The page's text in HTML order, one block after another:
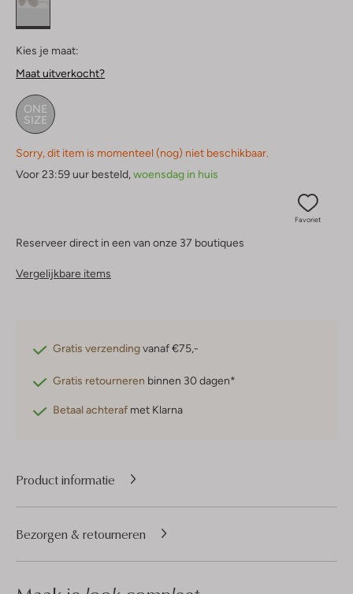
Kies je maat:
Maat uitverkocht?
ONE
SIZE
Sorry, dit item is momenteel (nog) niet beschikbaar.
Voor 23:59 uur besteld,woensdag in huis
Favoriet
Reserveer direct in een van onze 37 boutiques
Vergelijkbare items
Gratis verzendingvanaf €75,-
Gratis retourneren binnen 30 dagen*
Betaal achteraf met Klarna
Product informatie
Bezorgen & retourneren